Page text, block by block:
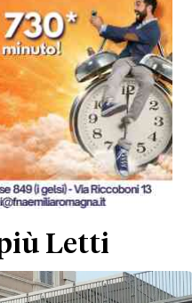
Letti